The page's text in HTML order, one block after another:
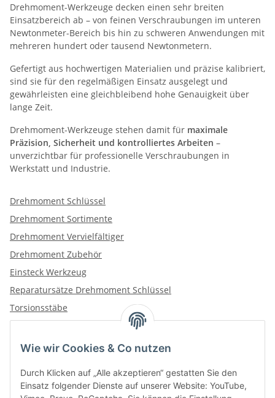
Wie wir Cookies & Co nutzen
Durch Klicken auf „Alle akzeptieren“ gestatten Sie den
Einsatz folgender Dienste auf unserer Website: YouTube,
Drehmoment-Werkzeuge decken einen sehr breiten
Einsatzbereich ab – von feinen Verschraubungen im unteren
Newtonmeter-Bereich bis hin zu schweren Anwendungen mit
mehreren hundert oder tausend Newtonmetern.
Gefertigt aus hochwertigen Materialien und präzise kalibriert,
sind sie für den regelmäßigen Einsatz ausgelegt und
gewährleisten eine gleichbleibend hohe Genauigkeit über
lange Zeit.
Drehmoment-Werkzeuge stehen damit für maximale
Präzision, Sicherheit und kontrolliertes Arbeiten –
unverzichtbar für professionelle Verschraubungen in
Werkstatt und Industrie.
Drehmoment Schlüssel
Drehmoment Sortimente
Drehmoment Vervielfältiger
Drehmoment Zubehör
Einsteck Werkzeug
Reparatursätze Drehmoment Schlüssel
Torsionsstäbe
Kategorien